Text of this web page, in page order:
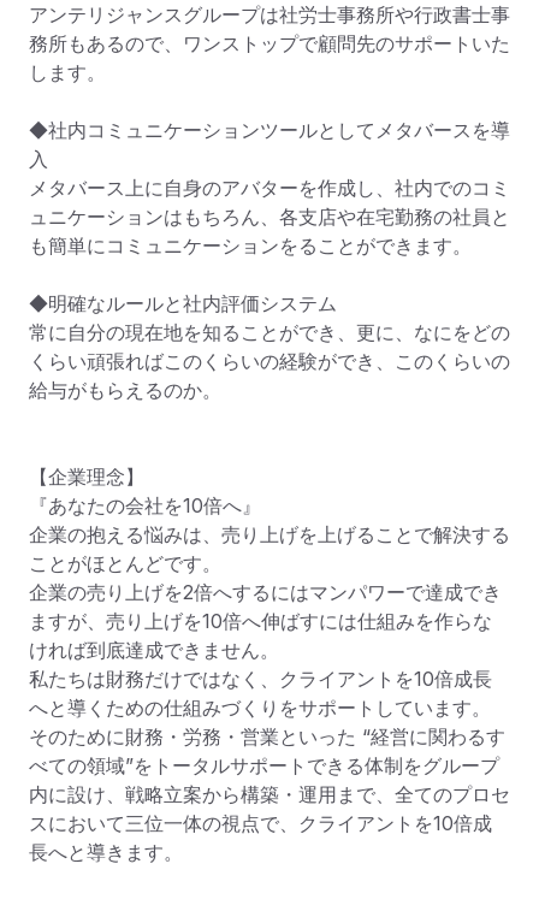
アンテリジャンスグループは社労士事務所や行政書士事
務所もあるので、ワンストップで顧問先のサポートいた
します。
◆社内コミュニケーションツールとしてメタバースを導
入
メタバース上に自身のアバターを作成し、社内でのコミ
ュニケーションはもちろん、各支店や在宅勤務の社員と
も簡単にコミュニケーションをることができます。
◆明確なルールと社内評価システム
常に自分の現在地を知ることができ、更に、なにをどの
くらい頑張ればこのくらいの経験ができ、このくらいの
給与がもらえるのか。
【企業理念】
『あなたの会社を10倍へ』
企業の抱える悩みは、売り上げを上げることで解決する
ことがほとんどです。
企業の売り上げを2倍へするにはマンパワーで達成でき
ますが、売り上げを10倍へ伸ばすには仕組みを作らな
ければ到底達成できません。
私たちは財務だけではなく、クライアントを10倍成長
へと導くための仕組みづくりをサポートしています。
そのために財務・労務・営業といった “経営に関わるす
べての領域”をトータルサポートできる体制をグループ
内に設け、戦略立案から構築・運用まで、全てのプロセ
スにおいて三位一体の視点で、クライアントを10倍成
長へと導きます。